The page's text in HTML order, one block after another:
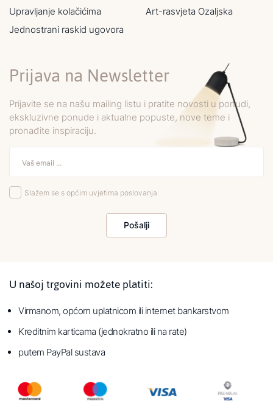
Upravljanje kolačićima
Jednostrani raskid ugovora
Art-rasvjeta Ozaljska
Prijava na Newsletter
Prijavite se na našu mailing listu i pratite novosti u ponudi,
ekskluzivne ponude i aktualne popuste, nove teme i
pronađite inspiraciju.
Slažem se s općim uvjetima poslovanja
Pošalji
U našoj trgovini možete platiti:
Virmanom, općom uplatnicom ili internet bankarstvom
Kreditnim karticama (jednokratno ili na rate)
putem PayPal sustava